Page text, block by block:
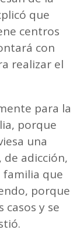
que
centros
con
realizar el
para la
porque
una
adicción,
familia que
porque
y se